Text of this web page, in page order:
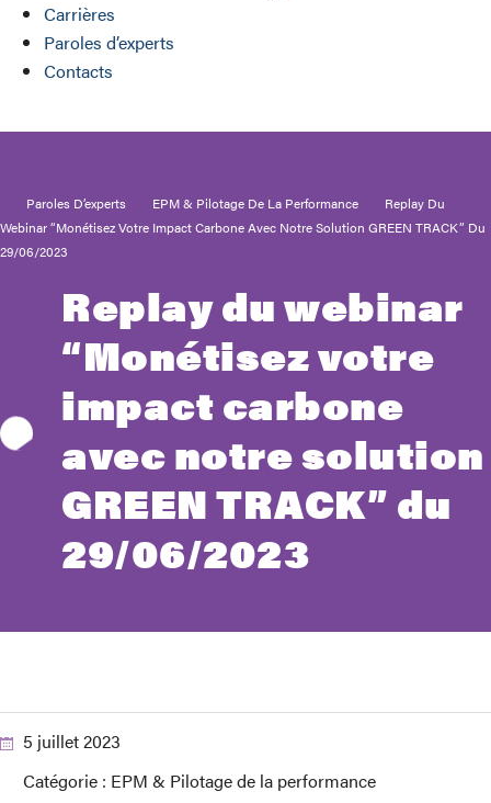
Carrières
Paroles d’experts
Contacts
Paroles D’experts EPM & Pilotage De La Performance
Replay Du
Webinar “Monétisez Votre Impact Carbone Avec Notre Solution GREEN TRACK” Du
29/06/2023
Replay du webinar
“Monétisez votre
impact carbone
avec notre solution
GREEN TRACK” du
29/06/2023
5 juillet 2023
Catégorie : EPM & Pilotage de la performance